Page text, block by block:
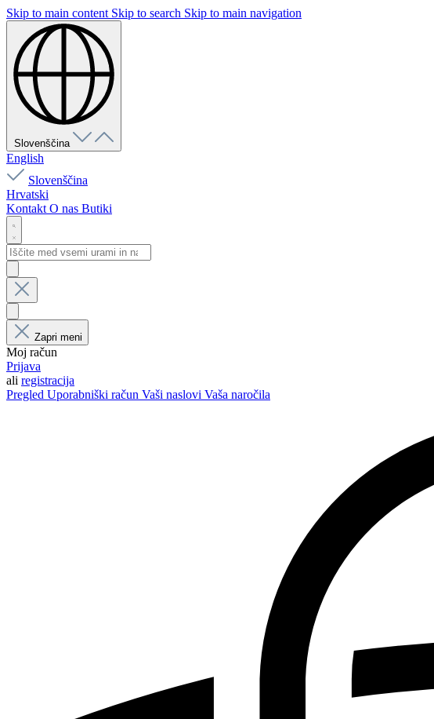
Skip to main content Skip to search Skip to main navigation
Slovenščina
English
Slovenščina
Hrvatski
Kontakt O nas Butiki
Zapri meni
Moj račun
Prijava
ali registracija
Pregled Uporabniški račun Vaši naslovi Vaša naročila